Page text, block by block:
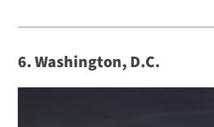
6. Washington, D.C.